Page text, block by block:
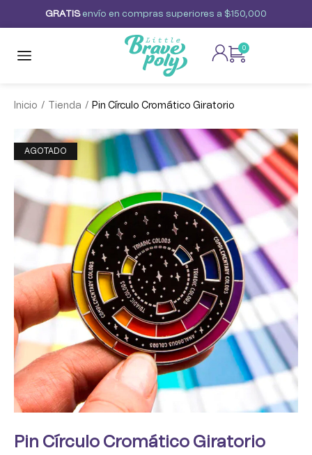
GRAT S envío en compras superiores a $150,000
0
Inicio / Tienda / Pin Círculo Cromático Giratorio
AGOTADO
Pin Círculo Cromático Giratorio